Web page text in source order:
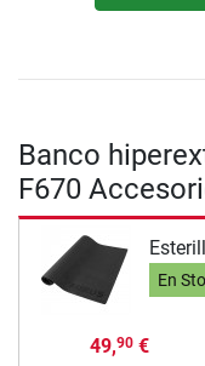
Banco
F670
En
49,90€